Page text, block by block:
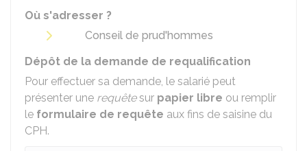
Où s'adresser ?
Conseil de prud'hommes
Dépôt de la demande de requalification
Pour effectuer sa demande, le salarié peut
présenter une requêtesur papier libre ou remplir
le formulaire de requête aux fins de saisine du
CPH.